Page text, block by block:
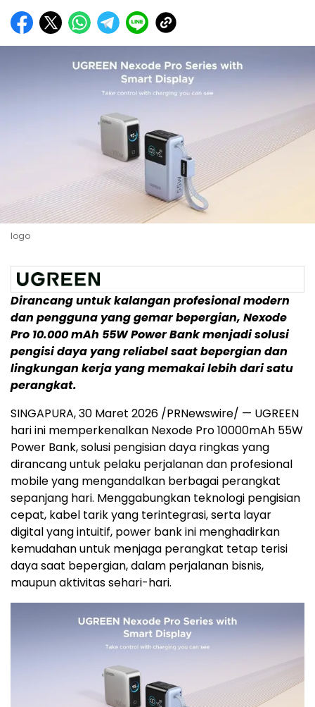
logo
Dirancang untuk kalangan profesional modern
dan pengguna yang gemar bepergian, Nexode
Pro 10.000 mAh 55W Power Bank menjadi solusi
pengisi daya yang reliabel saat bepergian dan
lingkungan kerja yang memakai lebih dari satu
perangkat.
SINGAPURA,30 Maret 2026 /PRNewswire/ — UGREEN
hari ini memperkenalkan Nexode Pro 10000mAh 55W
Power Bank, solusi pengisian daya ringkas yang
dirancang untuk pelaku perjalanan dan profesional
mobile yang mengandalkan berbagai perangkat
sepanjang hari. Menggabungkan teknologi pengisian
cepat, kabel tarik yang terintegrasi, serta layar
digital yang intuitif, power bank ini menghadirkan
kemudahan untuk menjaga perangkat tetap terisi
daya saat bepergian, dalam perjalanan bisnis,
maupun aktivitas sehari-hari.